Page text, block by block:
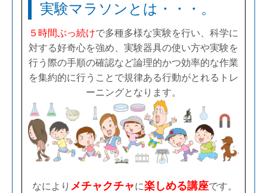
実験マラソンとは・・・。
５時間ぶっ続けで多種多様な実験を行い、科学に
対する好奇心を強め、実験器具の使い方や実験を
行う際の手順の確認など論理的かつ効率的な作業
を集約的に行うことで規律ある行動がとれるトレ
ーニングとなります。
なにより メチャクチャに楽しめる講座です。